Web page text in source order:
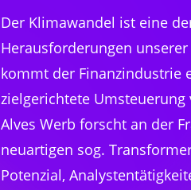
Der Klimawandel ist eine
Herausforderungen
kommt der Finanzindustrie
zielgerichtete
Alves Werb forscht an der
neuartigen sog.
Potenzial,